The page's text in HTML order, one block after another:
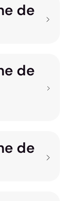
de
de
de